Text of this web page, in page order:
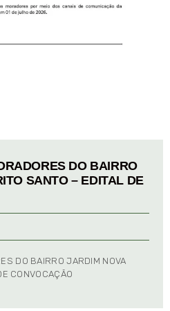
DO BAIRRO
SANTO – EDITAL DE
DO BAIRRO JARDIM NOVA
CONVOCAÇÃO